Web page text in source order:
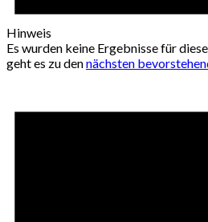
Hinweis
Es wurden keine Ergebnisse für
geht es zu dennächsten